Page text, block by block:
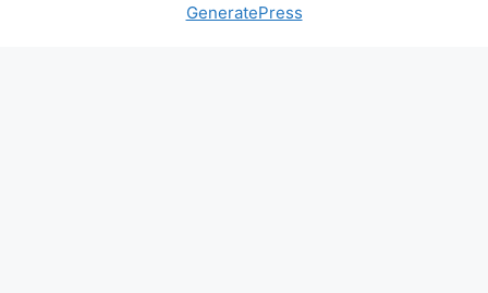
GeneratePress